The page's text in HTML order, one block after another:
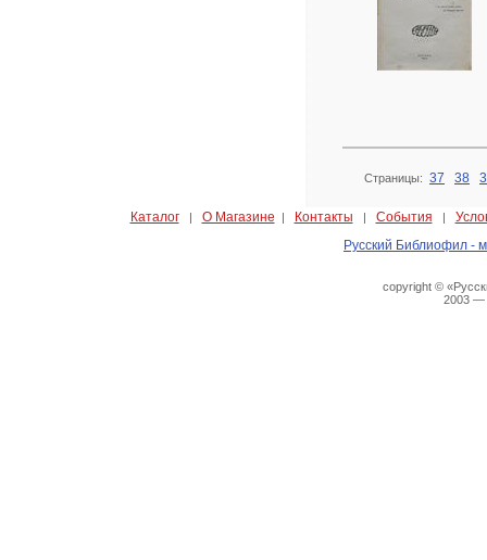
Страницы: 37 38
Каталог| О Магазине | Контакты | События |
Русский Библиофил -
copyright ©
2003 —